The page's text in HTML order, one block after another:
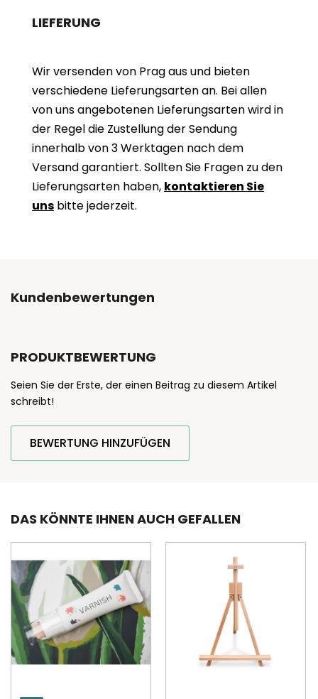
LIEFERUNG
Wir versenden von Prag aus und bieten
verschiedene Lieferungsarten an. Bei allen
von uns angebotenen Lieferungsarten wird in
der Regel die Zustellung der Sendung
innerhalb von 3 Werktagen nach dem
Versand garantiert. Sollten Sie Fragen zu den
Lieferungsarten haben, kontaktieren Sie
uns bitte jederzeit.
Kundenbewertungen
PRODUKTBEWERTUNG
Seien Sie der Erste, der einen Beitrag zu diesem Artikel
schreibt!
BEWERTUNG HINZUFÜGEN
DAS KÖNNTE IHNEN AUCH GEFALLEN